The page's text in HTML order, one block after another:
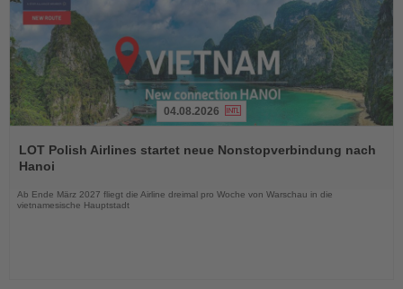
Sie
die
04.08.2026
LOT Polish Airlines startet neue Nonstopverbindung nach
Hanoi
Ab Ende März 2027 fliegt die Airline dreimal pro Woche von Warschau in die
vietnamesische Hauptstadt